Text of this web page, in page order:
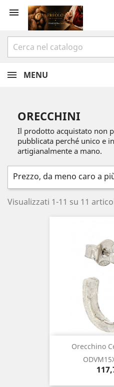

MENU
ORECCHINI
Il prodotto acquistato non
pubblicata perché unico e
artigianalmente a mano.
Prezzo, da meno caro a
Visualizzati 1-11 su 11
Orecchino